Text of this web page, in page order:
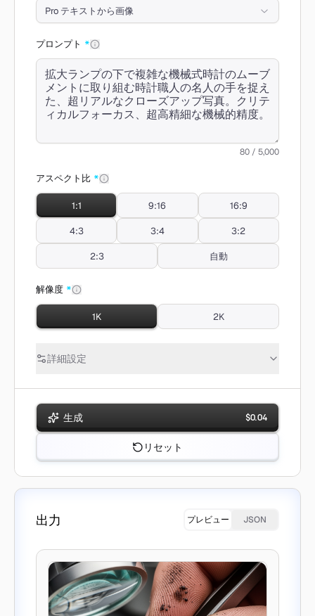
Pro テキストから画像
プロンプト *
80 / 5,000
アスペクト比 *
1:1 9:16 16:9
4:3 3:4 3:2
2:3 自動
解像度 *
1K 2K
詳細設定
生成 $0.04
リセット
出力 プレビュー JSON